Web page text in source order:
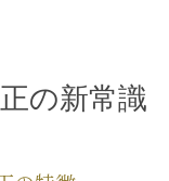
の新常識